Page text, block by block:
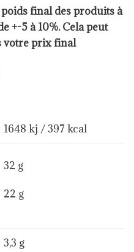
final des produits à
+-5 à 10%. Cela peut
votre prix final
1648 kj / 397 kcal
32 g
22 g
3,3 g